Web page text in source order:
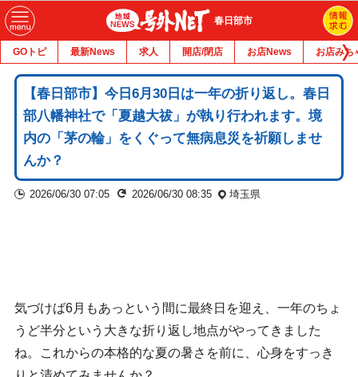
春日部市
GOトピ 最新News 求人 開店/閉店 お店News お店みち
【春日部市】今日6月30日は一年の折り返し。春日
部八幡神社で「夏越大祓」が執り行われます。境
内の「茅の輪」をくぐって無病息災を祈願しませ
んか？
2026/06/30 07:05 2026/06/30 08:35 埼玉県
気づけば6月もあっという間に最終日を迎え、一年のちょ
うど半分という大きな折り返し地点がやってきました
ね。これからの本格的な夏の暑さを前に、心身をすっき